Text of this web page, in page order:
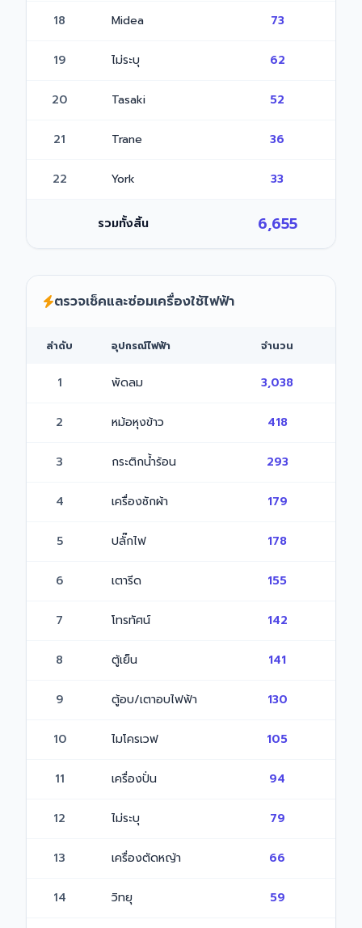
18 Midea 73
19 ไม่ระบุ 62
20 Tasaki 52
21 Trane 36
22 York 33
รวมทั้งสิ้น 6,655
ตรวจเช็คและซ่อมเครื่องใช้ไฟฟ้า
ลำดับ อุปกรณ์ไฟฟ้า จำนวน
1 พัดลม 3,038
2 หม้อหุงข้าว 418
3 กระติกน้ำร้อน 293
4 เครื่องซักผ้า 179
5 ปลั๊กไฟ 178
6 เตารีด 155
7 โทรทัศน์ 142
8 ตู้เย็น 141
9 ตู้อบ/เตาอบไฟฟ้า 130
10 ไมโครเวฟ 105
11 เครื่องปั่น 94
12 ไม่ระบุ 79
13 เครื่องตัดหญ้า 66
14 วิทยุ 59